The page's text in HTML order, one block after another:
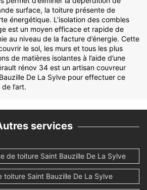
surface, la toiture présente de
énergétique. L’isolation des combles
est un moyen efficace et rapide de
au niveau de la facture d’énergie. Cette
le sol, les murs et tous les plus
de matières isolantes à l’aide d’une
rénov 34 est un artisan couvreur
De La Sylve pour effectuer ce
l’art.
services
de toiture Saint Bauzille De La Sylve
toiture Saint Bauzille De La Sylve